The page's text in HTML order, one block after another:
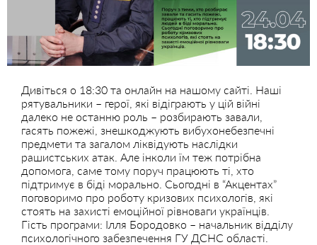
Дивіться о 18:30 та онлайн на нашому сайті. Наші
рятувальники – герої, які відіграють у цій війні
далеко не останню роль – розбирають завали,
гасять пожежі, знешкоджують вибухонебезпечні
предмети та загалом ліквідують наслідки
рашистських атак. Але інколи їм теж потрібна
допомога, саме тому поруч працюють ті, хто
підтримує в біді морально. Сьогодні в “Акцентах”
поговоримо про роботу кризових психологів, які
стоять на захисті емоційної рівноваги українців.
Гість програми: Ілля Бородовко – начальник відділу
психологічного забезпечення ГУ ДСНС області.